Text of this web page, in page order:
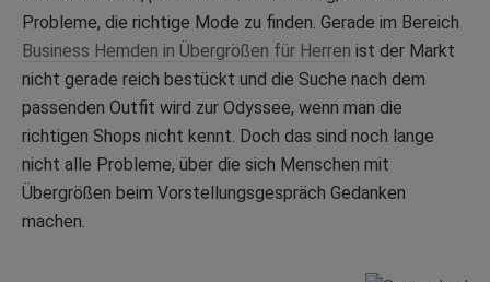
Probleme, die richtige Mode zu finden. Gerade im Bereich
Business Hemden in Übergrößen für Herren ist der Markt
nicht gerade reich bestückt und die Suche nach dem
passenden Outfit wird zur Odyssee, wenn man die
richtigen Shops nicht kennt. Doch das sind noch lange
nicht alle Probleme, über die sich Menschen mit
Übergrößen beim Vorstellungsgespräch Gedanken
machen.